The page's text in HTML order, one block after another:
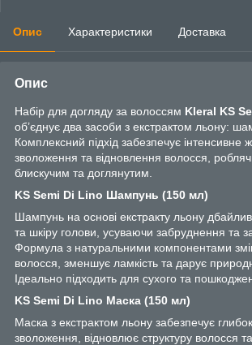
Опис Характеристики Доставка
Опис
Набір для догляду за волоссям Kleral KS
об’єднує два засоби з екстрактом льону:
Комплексний підхід забезпечує інтенсивне
зволоження та відновлення волосся,
блискучим та доглянутим.
KS Semi Di Lino Шампунь (150 мл)
Шампунь на основі екстракту льону
та шкіру голови, усуваючи забруднення та
Формула з натуральними компонентами
волосся, зменшує ламкість та дарує
Ідеально підходить для сухого та
KS Semi Di Lino Маска (150 мл)
Маска з екстрактом льону забезпечує
зволоження, відновлює структуру волосся